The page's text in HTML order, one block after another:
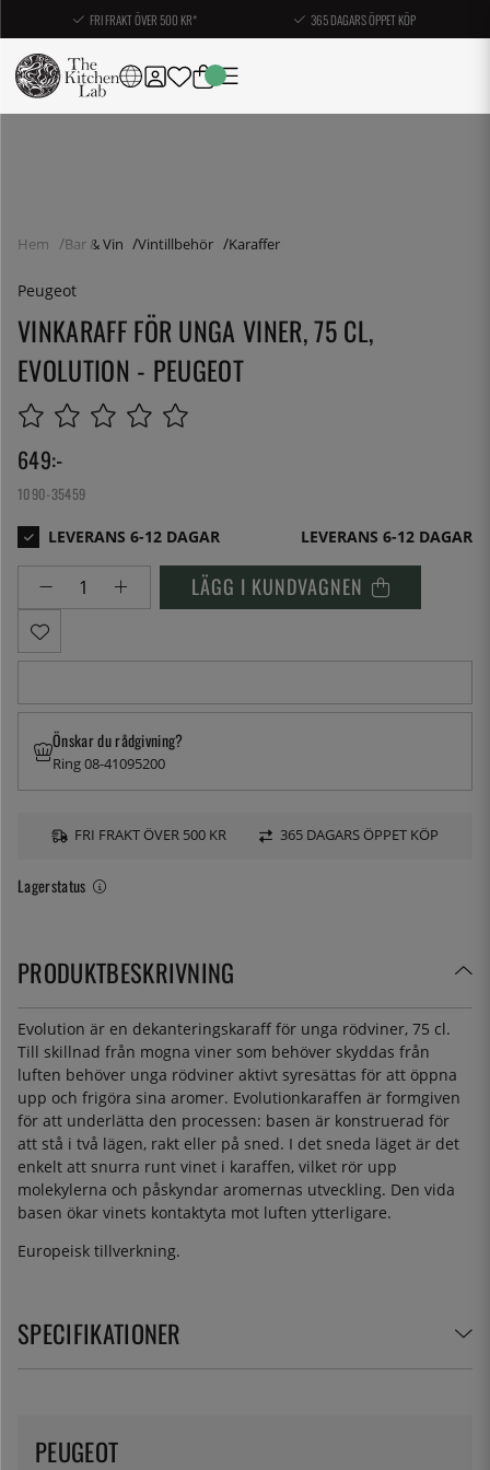
FRI FRAKT ÖVER 500 KR* 365 DAGARS ÖPPET KÖP
Hem Bar & Vin Vintillbehör Karaffer
Peugeot
VINKARAFF FÖR UNGA VINER, 75 CL,
EVOLUTION - PEUGEOT
649:-
1090-35459
LEVERANS 6-12 DAGAR
LÄGG I KUNDVAGNEN
Lagerstatus
Önskar du rådgivning?
Ring 08-41095200
FRI FRAKT ÖVER 500 KR 365 DAGARS ÖPPET KÖP
PRODUKTBESKRIVNING
Evolution är en dekanteringskaraff för unga rödviner, 75 cl.
Till skillnad från mogna viner som behöver skyddas från
luften behöver unga rödviner aktivt syresättas för att öppna
upp och frigöra sina aromer. Evolutionkaraffen är formgiven
för att underlätta den processen: basen är konstruerad för
att stå i två lägen, rakt eller på sned. I det sneda läget är det
enkelt att snurra runt vinet i karaffen, vilket rör upp
molekylerna och påskyndar aromernas utveckling. Den vida
basen ökar vinets kontaktyta mot luften ytterligare.
Europeisk tillverkning.
SPECIFIKATIONER
PEUGEOT